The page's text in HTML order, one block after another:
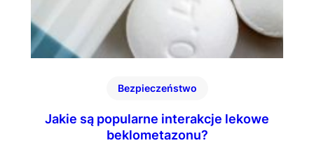
Bezpieczeństwo
Jakie są popularne interakcje lekowe
beklometazonu?